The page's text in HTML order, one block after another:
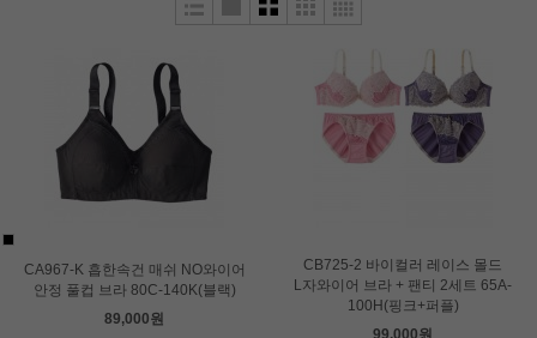
CA967-K 흡한속건 매쉬 NO와이어
안정 풀컵 브라 80C-140K(블랙)
89,000원
CB725-2 바이컬러 레이스 몰드
L자와이어 브라 + 팬티 2세트 65A-
100H(핑크+퍼플)
99,000원